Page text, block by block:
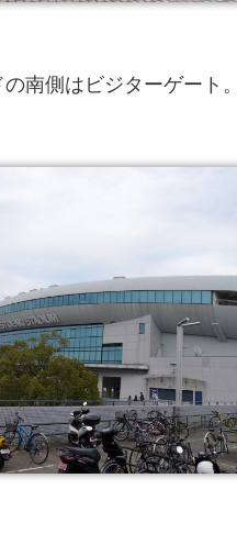
南側はビジターゲート。